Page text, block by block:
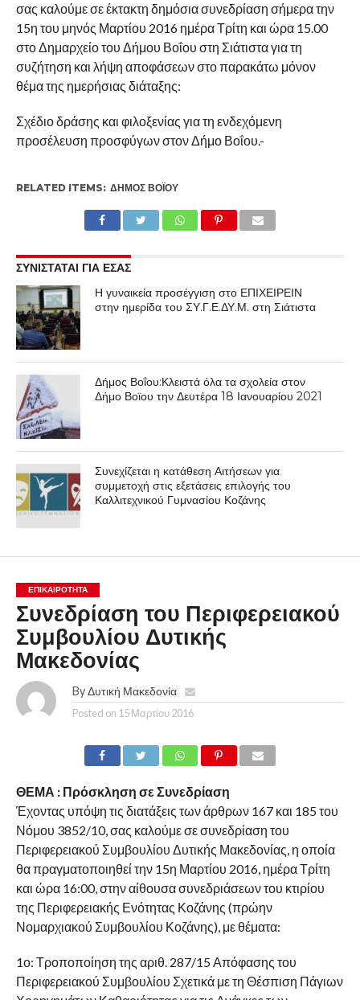
σας καλούμε σε έκτακτη δημόσια συνεδρίαση σήμερα την
15η του μηνός Μαρτίου 2016 ημέρα Τρίτη και ώρα 15.00
στο Δημαρχείο του Δήμου Βοΐου στη Σιάτιστα για τη
συζήτηση και λήψη αποφάσεων στο παρακάτω μόνον
θέμα της ημερήσιας διάταξης:
Σχέδιο δράσης και φιλοξενίας για τη ενδεχόμενη
προσέλευση προσφύγων στον Δήμο Βοΐου.-
RELATED ITEMS: ΔΉΜΟΣ ΒΟΪ́ΟΥ
ΣΥΝΙΣΤΑΤΑΙ ΓΙΑ ΕΣΑΣ
Η γυναικεία προσέγγιση στο ΕΠΙΧΕΙΡΕΙΝ
στην ημερίδα του ΣΥ.Γ.Ε.ΔΥ.Μ. στη Σιάτιστα
Δήμος Βοΐου:Κλειστά όλα τα σχολεία στον
Δήμο Βοϊου την Δευτέρα 18 Ιανουαρίου 2021
Συνεχίζεται η κατάθεση Αιτήσεων για
συμμετοχή στις εξετάσεις επιλογής του
Καλλιτεχνικού Γυμνασίου Κοζάνης
ΕΠΙΚΑΙΡΟΤΗΤΑ
Συνεδρίαση του Περιφερειακού
Συμβουλίου Δυτικής
Μακεδονίας
By Δυτική Μακεδονία
Posted on 15 Μαρτίου 2016
ΘΕΜΑ : Πρόσκληση σε Συνεδρίαση
Έχοντας υπόψη τις διατάξεις των άρθρων 167 και 185 του
Νόμου 3852/10, σας καλούμε σε συνεδρίαση του
Περιφερειακού Συμβουλίου Δυτικής Μακεδονίας, η οποία
θα πραγματοποιηθεί την 15η Μαρτίου 2016, ημέρα Τρίτη
και ώρα 16:00, στην αίθουσα συνεδριάσεων του κτιρίου
της Περιφερειακής Ενότητας Κοζάνης (πρώην
Νομαρχιακού Συμβουλίου Κοζάνης), με θέματα:
1ο: Τροποποίηση της αριθ. 287/15 Απόφασης του
Περιφερειακού Συμβουλίου Σχετικά με τη Θέσπιση Πάγιων